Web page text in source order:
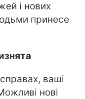
і нових
принесе
ваші
нові